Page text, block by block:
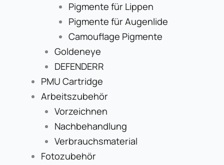
Pigmente für Lippen
Pigmente für Augenlide
Camouflage Pigmente
Goldeneye
DEFENDERR
PMU Cartridge
Arbeitszubehör
Vorzeichnen
Nachbehandlung
Verbrauchsmaterial
Fotozubehör